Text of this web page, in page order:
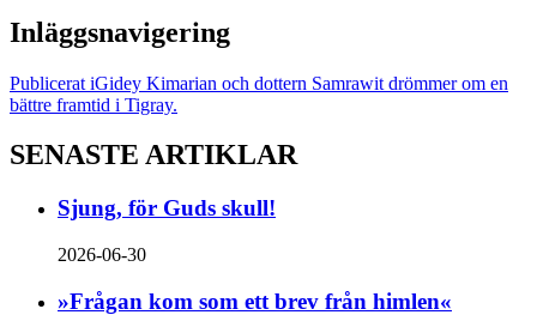
Inläggsnavigering
Publicerat iGidey Kimarian och dottern Samrawit drömmer om en
bättre framtid i Tigray.
SENASTE ARTIKLAR
Sjung, för Guds skull!
2026-06-30
»Frågan kom som ett brev från himlen«